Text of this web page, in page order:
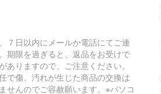
７日以内にメールか電話にてご連
期限を過ぎると、返品をお受けで
ありますので、ご注意ください。
で傷、汚れが生じた商品の交換は
せんのでご容赦願います。※パソコ